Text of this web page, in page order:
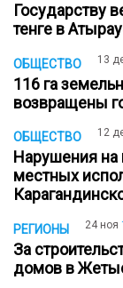
Государству
тенге в
ОБЩЕСТВО 13
116 га
возвращены
ОБЩЕСТВО 12
Нарушения на
местных
РЕГИОНЫ 24 ноя
За
домов в